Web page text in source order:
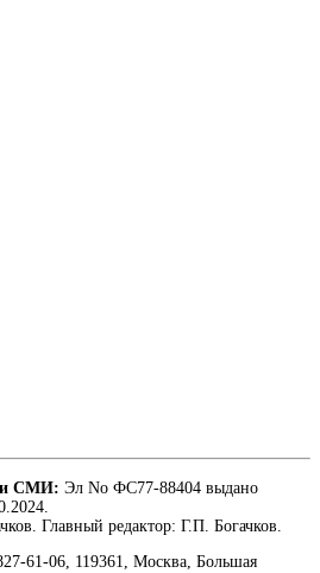
СМИ: Эл No ФС77-88404 выдано
Главный редактор: Г.П. Богачков.
61-06, 119361, Москва, Большая